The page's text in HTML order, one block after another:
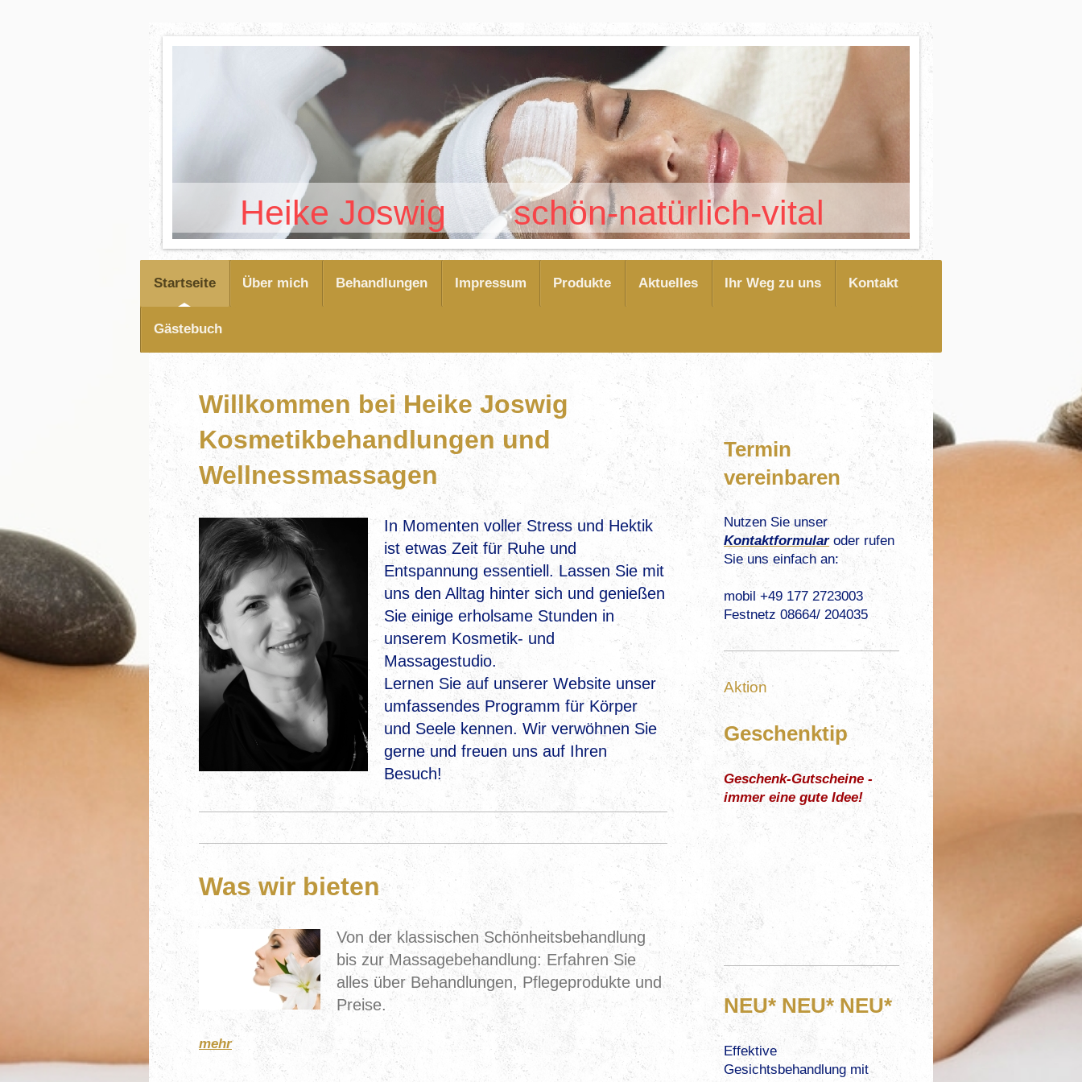
Heike Joswig schön-natürlich-vital
Startseite Über mich Behandlungen Impressum Produkte Aktuelles Ihr Weg zu uns Kontakt
Gästebuch
Willkommen bei Heike Joswig
Kosmetikbehandlungen und
Wellnessmassagen
In Momenten voller Stress und Hektik
ist etwas Zeit für Ruhe und
Entspannung essentiell. Lassen Sie mit
uns den Alltag hinter sich und genießen
Sie einige erholsame Stunden in
unserem Kosmetik- und
Massagestudio.
Lernen Sie auf unserer Website unser
umfassendes Programm für Körper
und Seele kennen. Wir verwöhnen Sie
gerne und freuen uns auf Ihren
Besuch!
Was wir bieten
Von der klassischen Schönheitsbehandlung
bis zur Massagebehandlung: Erfahren Sie
alles über Behandlungen, Pflegeprodukte und
Preise.
mehr
Termin
vereinbaren
Nutzen Sie unser
Kontaktformularoder rufen
Sie uns einfach an:
mobil +49 177 2723003
Festnetz 08664/ 204035
Aktion
Geschenktip
Geschenk-Gutscheine -
immer eine gute Idee!
NEU* NEU* NEU*
Effektive
Gesichtsbehandlung mit